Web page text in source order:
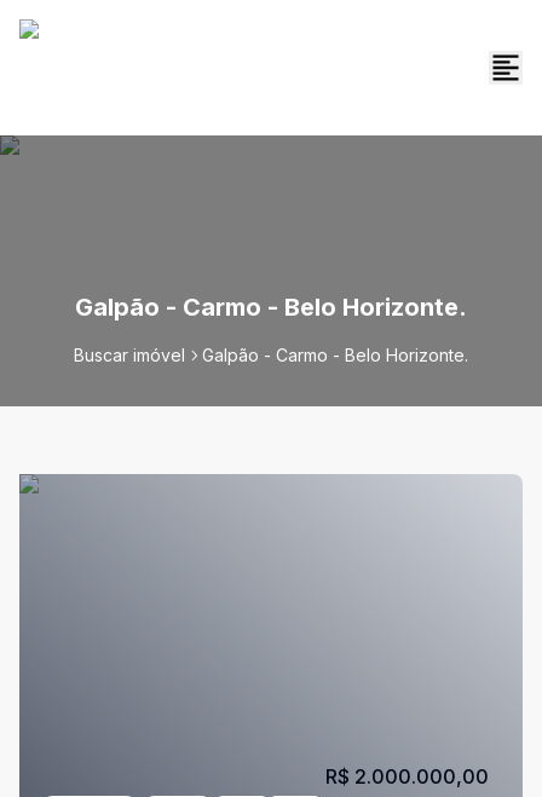
Galpão - Carmo - Belo Horizonte.
Buscar imóvel Galpão - Carmo - Belo Horizonte.
R$ 2.000.000,00